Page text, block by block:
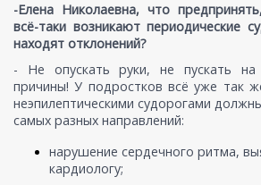
-Елена Николаевна, что
всё-таки возникают периодические
находят отклонений?
- Не опускать руки, не пускать на
причины! У подростков всё уже так
неэпилептическими судорогами
самых разных направлений:
нарушение сердечного ритма,
кардиологу;